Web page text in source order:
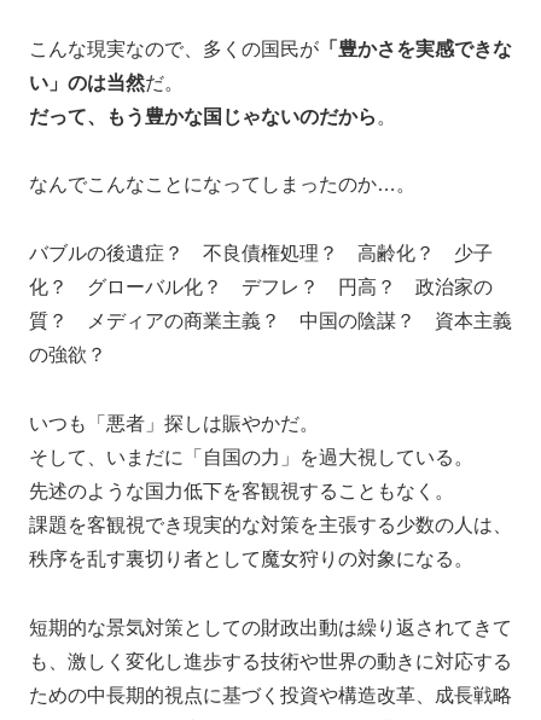
こんな現実なので、多くの国民が 「豊かさを実感できな
い」のは当然だ。
だって、もう豊かな国じゃないのだから 。
なんでこんなことになってしまったのか…。
バブルの後遺症？ 不良債権処理？ 高齢化？ 少子
化？ グローバル化？ デフレ？ 円高？ 政治家の
質？ メディアの商業主義？ 中国の陰謀？ 資本主義
の強欲？
いつも「悪者」探しは賑やかだ。
そして、いまだに「自国の力」を過大視している。
先述のような国力低下を客観視することもなく。
課題を客観視でき現実的な対策を主張する少数の人は、
秩序を乱す裏切り者として魔女狩りの対象になる。
短期的な景気対策としての財政出動は繰り返されてきて
も、激しく変化し進歩する技術や世界の動きに対応する
ための中長期的視点に基づく投資や構造改革、成長戦略